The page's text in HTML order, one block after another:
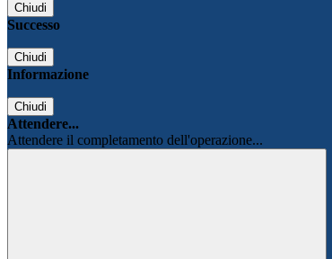
Chiudi
Successo
Chiudi
Informazione
Chiudi
Attendere...
Attendere il completamento dell'operazione...